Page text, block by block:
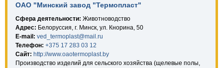
ОАО "Минский завод "Термопласт"
Сфера деятельности: Животноводство
Адрес: Белоруссия, г. Минск, ул. Кнорина, 50
E-mail: ved_termoplast@mail.ru
Телефон: +375 17 283 03 12
Сайт: http://www.oaotermoplast.by
Производство изделий для сельского хозяйства (щелевые полы,